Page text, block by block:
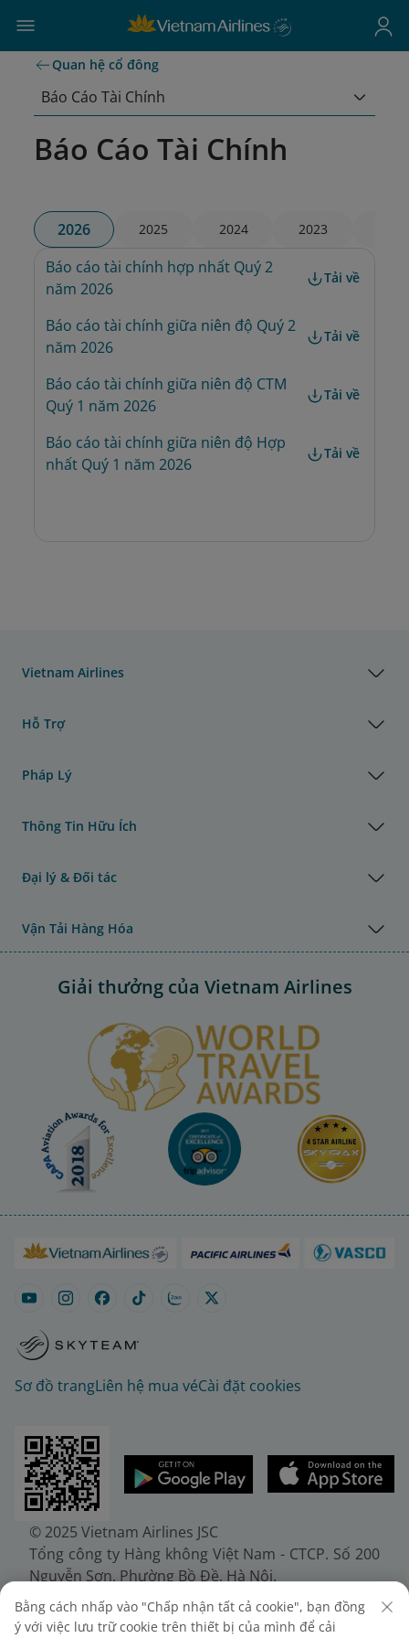
Quan hệ cổ đông
Báo Cáo Tài Chính
Báo Cáo Tài Chính
2026 2025 2024 2023
Báo cáo tài chính hợp nhất Quý 2
năm 2026
Tải về
Báo cáo tài chính giữa niên độ Quý 2
năm 2026
Tải về
Báo cáo tài chính giữa niên độ CTM
Quý 1 năm 2026
Tải về
Báo cáo tài chính giữa niên độ Hợp
nhất Quý 1 năm 2026
Tải về
Vietnam Airlines
Hỗ Trợ
Pháp Lý
Thông Tin Hữu Ích
Đại lý & Đối tác
Vận Tải Hàng Hóa
Giải thưởng của Vietnam Airlines
Sơ đồ trangLiên hệ mua véCài đặt cookies
© 2025 Vietnam Airlines JSC
Tổng công ty Hàng không Việt Nam - CTCP. Số 200
Nguyễn Sơn, Phường Bồ Đề, Hà Nội.
Điện thoại: (+84-24) 38272289. Fax: (+84-24)
38722375
Bằng cách nhấp vào "Chấp nhận tất cả cookie", bạn đồng
ý với việc lưu trữ cookie trên thiết bị của mình để cải